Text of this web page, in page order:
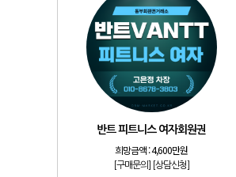
반트 피트니스 여자회원권
희망금액 :4,600만원
[구매문의] [상담신청]